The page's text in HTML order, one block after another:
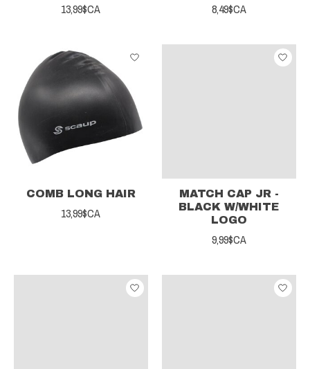
13,99$CA 8,49$CA
COMB LONG HAIR
13,99$CA
MATCH CAP JR -
BLACK W/WHITE
LOGO
9,99$CA